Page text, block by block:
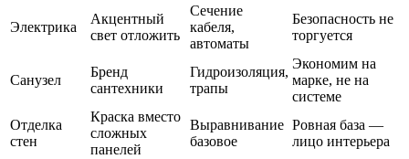
Электрика
Акцентный
свет отложить
Сечение
кабеля,
автоматы
Безопасность не
торгуется
Санузел
Бренд
сантехники
Гидроизоляция,
трапы
Экономим на
марке, не на
системе
Отделка
стен
Краска вместо
сложных
панелей
Выравнивание
базовое
Ровная база —
лицо интерьера